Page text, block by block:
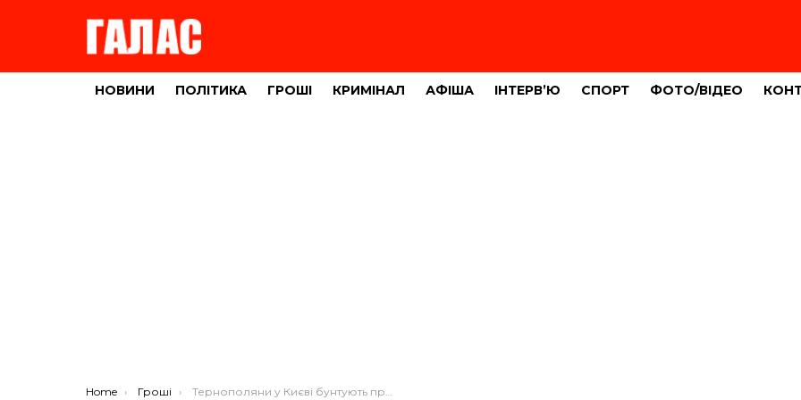
НОВИНИ ПОЛІТИКА ГРОШІ КРИМІНАЛ АФІША ІНТЕРВ’Ю СПОРТ ФОТО/ВІДЕО
You are here:
Home Гроші Тернополяни у Києві бунтують проти здирницьких тарифів (ФОТО)